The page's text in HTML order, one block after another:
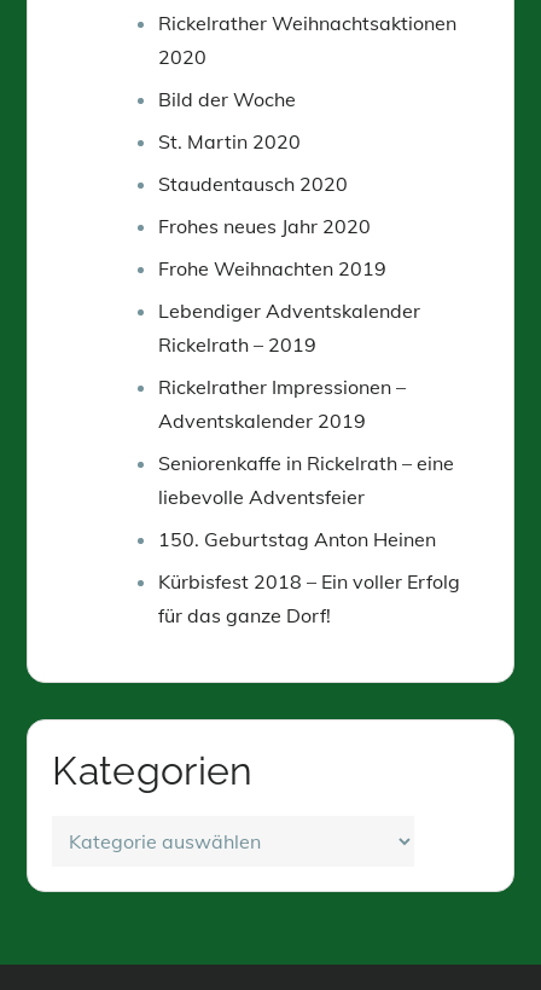
Rickelrather Weihnachtsaktionen
2020
Bild der Woche
St. Martin 2020
Staudentausch 2020
Frohes neues Jahr 2020
Frohe Weihnachten 2019
Lebendiger Adventskalender
Rickelrath – 2019
Rickelrather Impressionen –
Adventskalender 2019
Seniorenkaffe in Rickelrath – eine
liebevolle Adventsfeier
150. Geburtstag Anton Heinen
Kürbisfest 2018 – Ein voller Erfolg
für das ganze Dorf!
Kategorien
Kategorien